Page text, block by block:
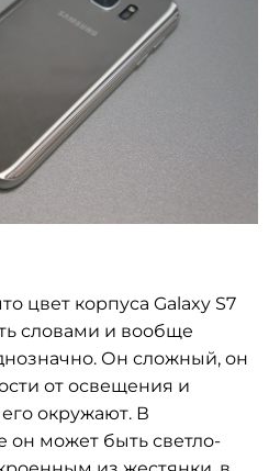
цвет корпуса Galaxy S7
словами и вообще
Он сложный, он
от освещения и
окружают. В
он может быть светло-